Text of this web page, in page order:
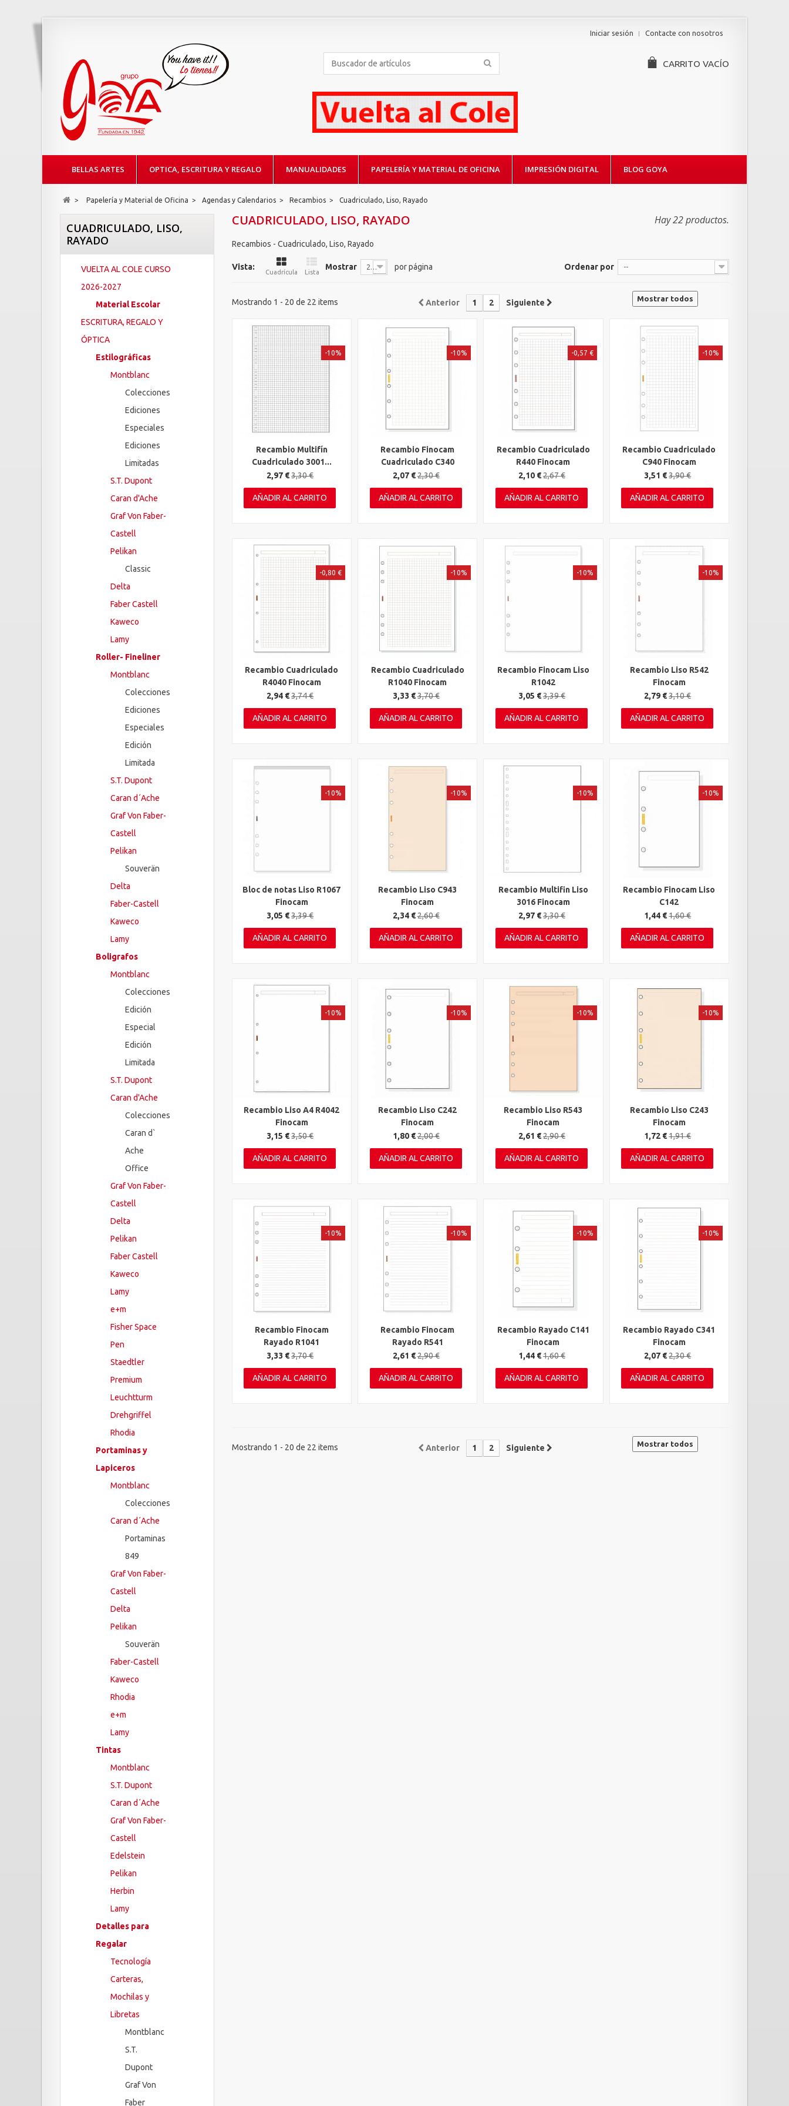
Contacte con nosotros
Iniciar sesión
CARRITO VACÍO
BELLAS ARTES OPTICA, ESCRITURA Y REGALO MANUALIDADES PAPELERÍA Y MATERIAL DE OFICINA IMPRESIÓN DIGITAL BLOG GOYA
> Papelería y Material de Oficina > Agendas y Calendarios > Recambios > Cuadriculado, Liso, Rayado
CUADRICULADO, LISO,
RAYADO
VUELTA AL COLE CURSO
2026-2027
Material Escolar
ESCRITURA, REGALO Y
ÓPTICA
Estilográficas
Montblanc
Colecciones
Ediciones
Especiales
Ediciones
Limitadas
S.T. Dupont
Caran d'Ache
Graf Von Faber-
Castell
Pelikan
Classic
Delta
Faber Castell
Kaweco
Lamy
Roller- Fineliner
Montblanc
Colecciones
Ediciones
Especiales
Edición
Limitada
S.T. Dupont
Caran d´Ache
Graf Von Faber-
Castell
Pelikan
Souverän
Delta
Faber-Castell
Kaweco
Lamy
Boligrafos
Montblanc
Colecciones
Edición
Especial
Edición
Limitada
S.T. Dupont
Caran d'Ache
Colecciones
Caran d`
Ache
Office
Graf Von Faber-
Castell
Delta
Pelikan
Faber Castell
Kaweco
Lamy
e+m
Fisher Space
Pen
Staedtler
Premium
Leuchtturm
Drehgriffel
Rhodia
Portaminas y
Lapiceros
Montblanc
Colecciones
Caran d´Ache
Portaminas
849
Graf Von Faber-
Castell
Delta
Pelikan
Souverän
Faber-Castell
Kaweco
Rhodia
e+m
Lamy
Tintas
Montblanc
S.T. Dupont
Caran d´Ache
Graf Von Faber-
Castell
Edelstein
Pelikan
Herbin
Lamy
Detalles para
Regalar
Tecnología
Carteras,
Mochilas y
Libretas
Montblanc
S.T.
Dupont
Graf Von
Faber
CUADRICULADO, LISO, RAYADO Hay 22 productos.
Recambios - Cuadriculado, Liso, Rayado
Vista:
Cuadrícula Lista
Ordenar por --
Mostrar 20 por página
Mostrar todos
Anterior 1 2 Siguiente
Mostrando 1 - 20 de 22 items
Vista rápida
Recambio Multifín
Cuadriculado 3001...
2,97 €3,30 €
-10%
AÑADIR AL CARRITO
Vista rápida
Recambio Finocam
Cuadriculado C340
2,07 €2,30 €
-10%
AÑADIR AL CARRITO
Vista rápida
Recambio Cuadriculado
R440 Finocam
2,10 €2,67 €
-0,57 €
AÑADIR AL CARRITO
Vista rápida
Recambio Cuadriculado
C940 Finocam
3,51 € 3,90 €
-10%
AÑADIR AL CARRITO
Vista rápida
Recambio Cuadriculado
R4040 Finocam
2,94 €3,74 €
-0,80 €
AÑADIR AL CARRITO
Vista rápida
Recambio Cuadriculado
R1040 Finocam
3,33 €3,70 €
-10%
AÑADIR AL CARRITO
Vista rápida
Recambio Finocam Liso
R1042
3,05 €3,39 €
-10%
AÑADIR AL CARRITO
Vista rápida
Recambio Liso R542
Finocam
2,79 € 3,10 €
-10%
AÑADIR AL CARRITO
Vista rápida
Bloc de notas Liso R1067
Finocam
3,05 €3,39 €
-10%
AÑADIR AL CARRITO
Vista rápida
Recambio Liso C943
Finocam
2,34 €2,60 €
-10%
AÑADIR AL CARRITO
Vista rápida
Recambio Multifin Liso
3016 Finocam
2,97 €3,30 €
-10%
AÑADIR AL CARRITO
Vista rápida
Recambio Finocam Liso
C142
1,44 € 1,60 €
-10%
AÑADIR AL CARRITO
Vista rápida
Recambio Liso A4 R4042
Finocam
3,15 €3,50 €
-10%
AÑADIR AL CARRITO
Vista rápida
Recambio Liso C242
Finocam
1,80 €2,00 €
-10%
AÑADIR AL CARRITO
Vista rápida
Recambio Liso R543
Finocam
2,61 €2,90 €
-10%
AÑADIR AL CARRITO
Vista rápida
Recambio Liso C243
Finocam
1,72 € 1,91 €
-10%
AÑADIR AL CARRITO
Vista rápida
Recambio Finocam
Rayado R1041
3,33 €3,70 €
-10%
AÑADIR AL CARRITO
Vista rápida
Recambio Finocam
Rayado R541
2,61 €2,90 €
-10%
AÑADIR AL CARRITO
Vista rápida
Recambio Rayado C141
Finocam
1,44 €1,60 €
-10%
AÑADIR AL CARRITO
Vista rápida
Recambio Rayado C341
Finocam
2,07 € 2,30 €
-10%
AÑADIR AL CARRITO
Mostrar todos
Anterior 1 2 Siguiente
Mostrando 1 - 20 de 22 items